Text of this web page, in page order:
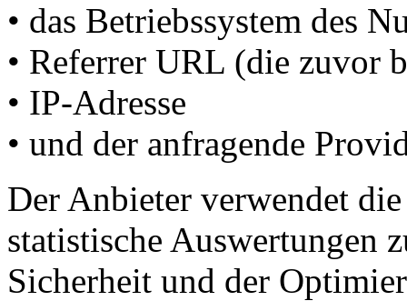
• das Betriebssystem des
• Referrer URL (die zuvor
• IP-Adresse
• und der anfragende
Der Anbieter verwendet
statistische Auswertungen
Sicherheit und der